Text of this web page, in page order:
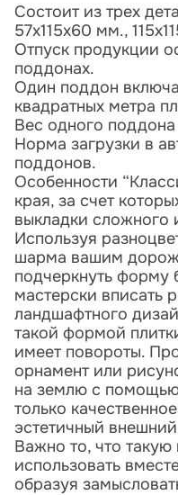
Состоит из трех
57х115х60 мм.,
Отпуск продукции
поддонах.
Один поддон
квадратных метра
Вес одного поддона
Норма загрузки в
поддонов.
Особенности
края, за счет
выкладки сложного
Используя
шарма вашим
подчеркнуть
мастерски вписать
ландшафтного
такой формой
имеет повороты.
орнамент или
на землю с
только
эстетичный
Важно то, что
использовать
образуя